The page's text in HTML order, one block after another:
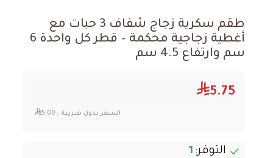
طقم سكرية زجاج شفاف 3 حبات مع
أغطية زجاجية محكمة – قطر كل واحدة 6
سم وارتفاع 4.5 سم
التوفر: 1
5.75
السعر بدون ضريبة : 5.00